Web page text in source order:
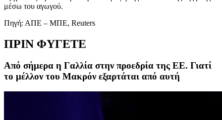
μέσω του αγωγού.
Πηγή: ΑΠΕ – ΜΠΕ, Reuters
ΠΡΙΝ ΦΥΓΕΤΕ
Από σήμερα η Γαλλία στην προεδρία της ΕΕ. Γιατί
το μέλλον του Μακρόν εξαρτάται από αυτή